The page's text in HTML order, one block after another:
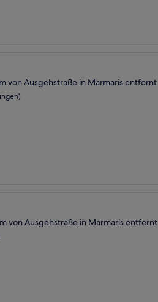
von Ausgehstraße in Marmaris entfernt
von Ausgehstraße in Marmaris entfernt